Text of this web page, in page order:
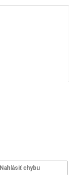
Nahlásiť chybu